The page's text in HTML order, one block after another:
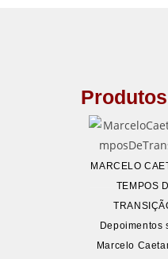
MARCELO
TEMPOS
Depoimentos
Marcelo